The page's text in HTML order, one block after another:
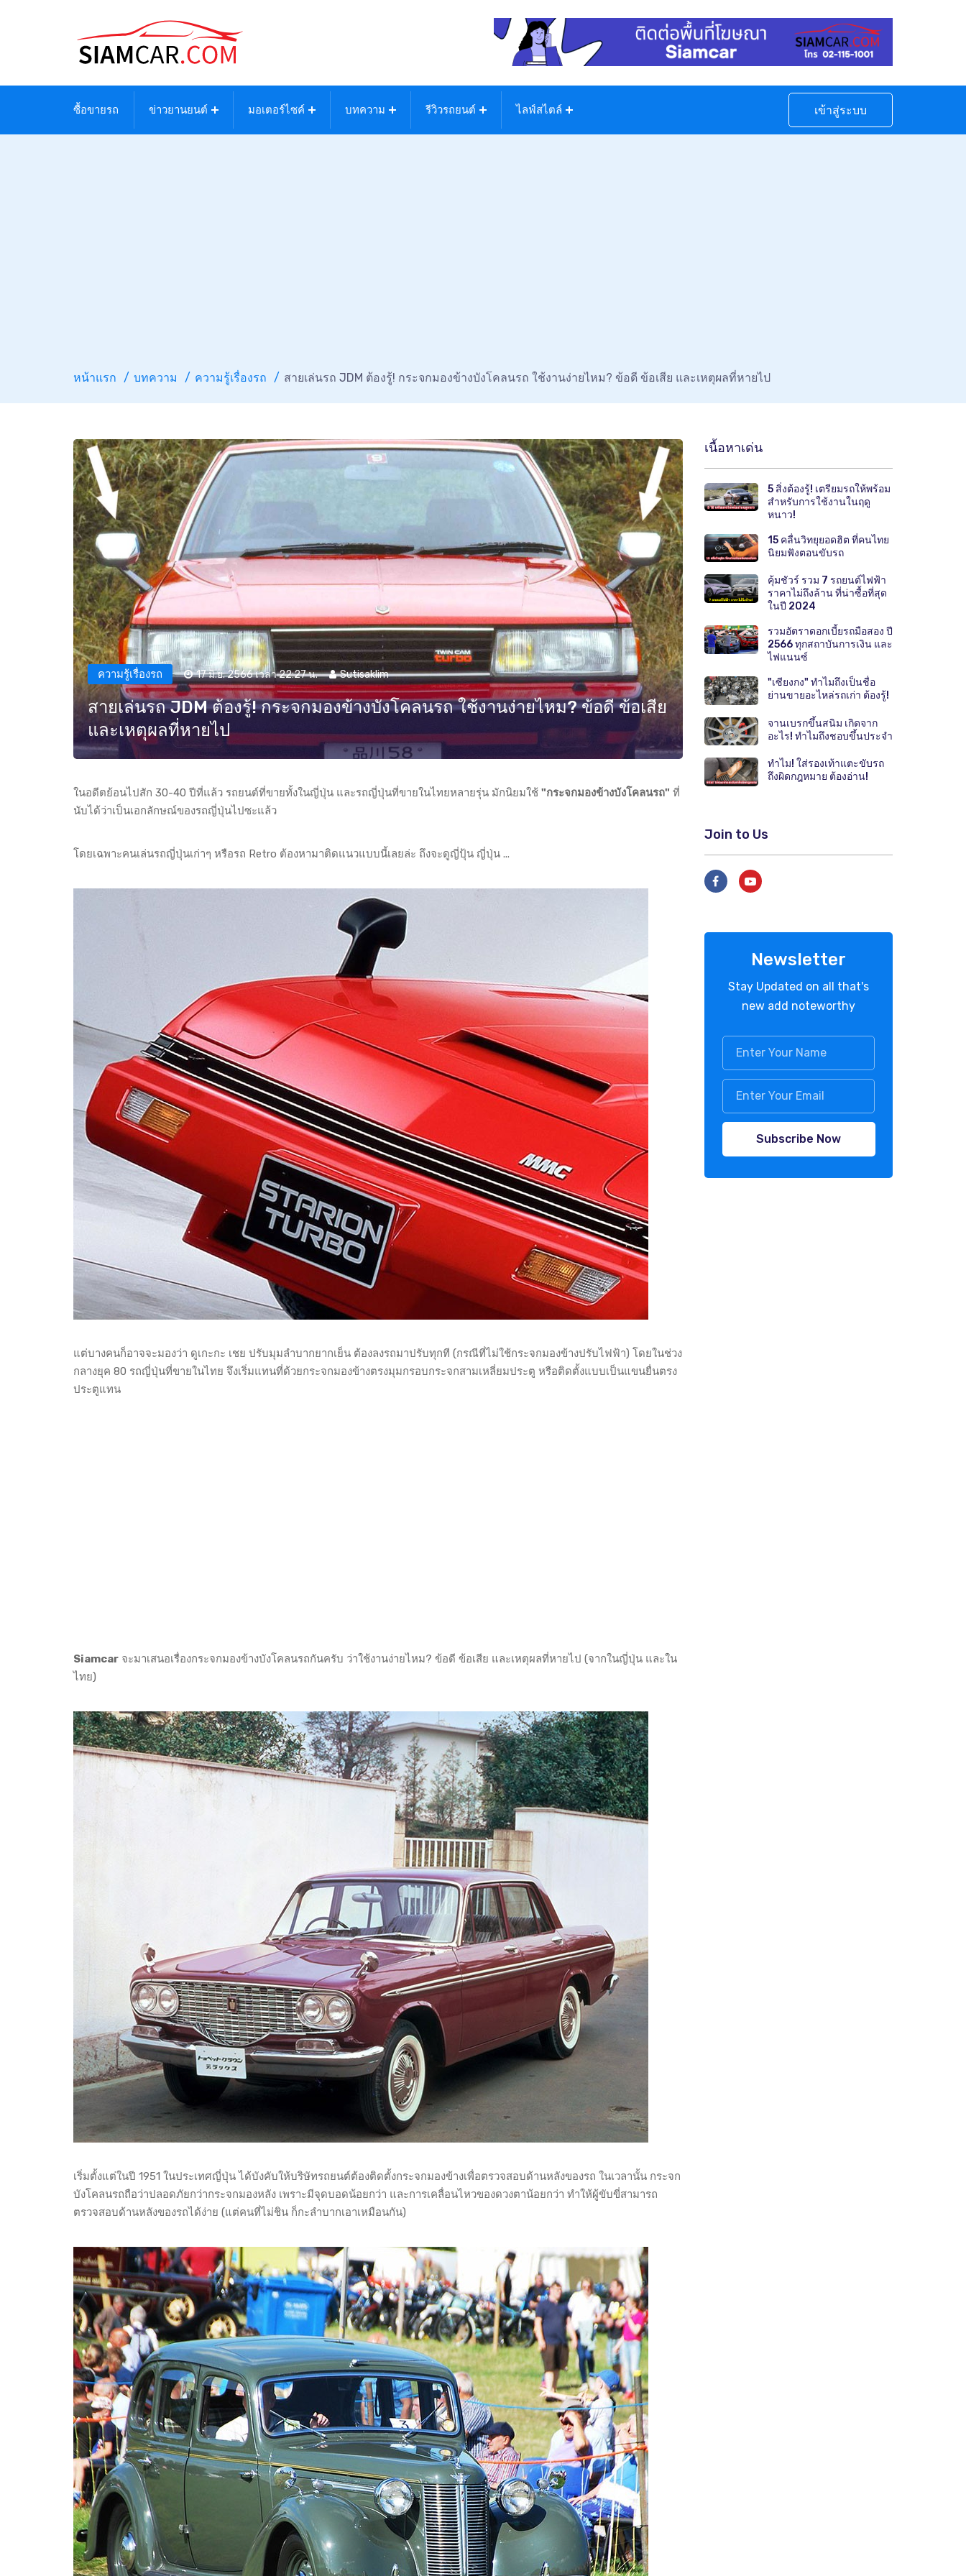
ซื้อขายรถ ข่าวยานยนต์ มอเตอร์ไซค์ บทความ รีวิวรถยนต์ ไลฟ์สไตล์ เข้าสู่ระบบ
หน้าแรก บทความ ความรู้เรื่องรถ สายเล่นรถ JDM ต้องรู้! กระจกมองข้างบังโคลนรถ ใช้งานง่ายไหม? ข้อดี ข้อเสีย และเหตุผลที่หายไป
ความรู้เรื่องรถ 17 มิ.ย. 2566 เวลา 22:27 น. Sutisaklim
สายเล่นรถ JDM ต้องรู้! กระจกมองข้างบังโคลนรถ ใช้งานง่ายไหม? ข้อดี ข้อเสีย
และเหตุผลที่หายไป
ในอดีตย้อนไปสัก 30-40 ปีที่แล้ว รถยนต์ที่ขายทั้งในญี่ปุ่น และรถญี่ปุ่นที่ขายในไทยหลายรุ่น มักนิยมใช้ "กระจกมองข้างบังโคลนรถ" ที่
นับได้ว่าเป็นเอกลักษณ์ของรถญี่ปุ่นไปซะแล้ว
โดยเฉพาะคนเล่นรถญี่ปุ่นเก่าๆ หรือรถ Retro ต้องหามาติดแนวแบบนี้เลยล่ะ ถึงจะดูญี่ปุ้น ญี่ปุ่น ...
แต่บางคนก็อาจจะมองว่า ดูเกะกะ เชย ปรับมุมลำบากยากเย็น ต้องลงรถมาปรับทุกที (กรณีที่ไม่ใช้กระจกมองข้างปรับไฟฟ้า) โดยในช่วง
กลางยุค 80 รถญี่ปุ่นที่ขายในไทย จึงเริ่มแทนที่ด้วยกระจกมองข้างตรงมุมกรอบกระจกสามเหลี่ยมประตู หรือติดตั้งแบบเป็นแขนยื่นตรง
ประตูแทน
Siamcar จะมาเสนอเรื่องกระจกมองข้างบังโคลนรถกันครับ ว่าใช้งานง่ายไหม? ข้อดี ข้อเสีย และเหตุผลที่หายไป (จากในญี่ปุ่น และใน
ไทย)
เริ่มตั้งแต่ในปี 1951 ในประเทศญี่ปุ่น ได้บังคับให้บริษัทรถยนต์ต้องติดตั้งกระจกมองข้างเพื่อตรวจสอบด้านหลังของรถ ในเวลานั้น กระจก
บังโคลนรถถือว่าปลอดภัยกว่ากระจกมองหลัง เพราะมีจุดบอดน้อยกว่า และการเคลื่อนไหวของดวงตาน้อยกว่า ทำให้ผู้ขับขี่สามารถ
ตรวจสอบด้านหลังของรถได้ง่าย (แต่คนที่ไม่ชิน ก็กะลำบากเอาเหมือนกัน)
เนื้อหาเด่น
5 สิ่งต้องรู้! เตรียมรถให้พร้อม
สำหรับการใช้งานในฤดู
หนาว!
15 คลื่นวิทยุยอดฮิต ที่คนไทย
นิยมฟังตอนขับรถ
คุ้มชัวร์ รวม 7 รถยนต์ไฟฟ้า
ราคาไม่ถึงล้าน ที่น่าซื้อที่สุด
ในปี 2024
รวมอัตราดอกเบี้ยรถมือสอง ปี
2566 ทุกสถาบันการเงิน และ
ไฟแนนซ์
"เซียงกง" ทำไมถึงเป็นชื่อ
ย่านขายอะไหล่รถเก่า ต้องรู้!
จานเบรกขึ้นสนิม เกิดจาก
อะไร! ทำไมถึงชอบขึ้นประจำ
ทำไม! ใส่รองเท้าแตะขับรถ
ถึงผิดกฎหมาย ต้องอ่าน!
Join to Us
Newsletter
Stay Updated on all that's
new add noteworthy
Subscribe Now